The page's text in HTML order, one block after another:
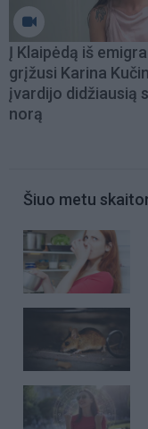
Į Klaipėdą iš
grįžusi Karina
įvardijo didžiausią
norą
Šiuo metu